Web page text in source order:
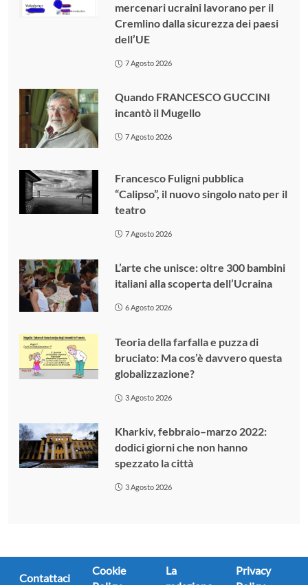
mercenari ucraini lavorano per il
Cremlino dalla sicurezza dei paesi
dell’UE
7 Agosto 2026
Quando FRANCESCO GUCCINI
incantò il Mugello
7 Agosto 2026
Francesco Fuligni pubblica
“Calipso”, il nuovo singolo nato per il
teatro
7 Agosto 2026
L’arte che unisce: oltre 300 bambini
italiani alla scoperta dell’Ucraina
6 Agosto 2026
Teoria della farfalla e puzza di
bruciato: Ma cos’è davvero questa
globalizzazione?
3 Agosto 2026
Kharkiv, febbraio–marzo 2022:
dodici giorni che non hanno
spezzato la città
3 Agosto 2026
Contattaci
Cookie
La
Privacy